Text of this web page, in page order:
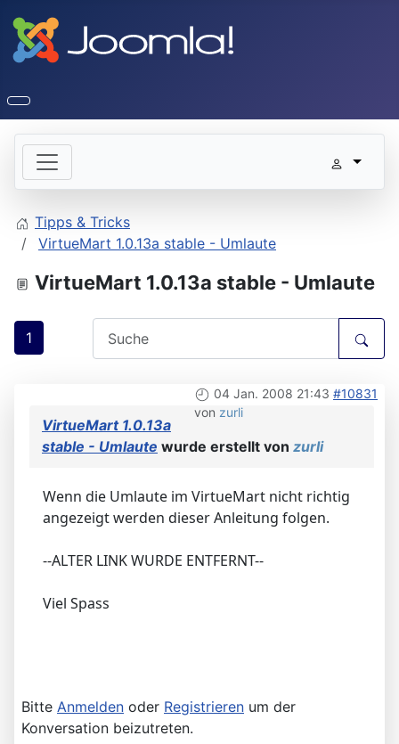
Tipps & Tricks
VirtueMart 1.0.13a stable - Umlaute
VirtueMart 1.0.13a stable - Umlaute
1
04 Jan. 2008 21:43 #10831
von zurli
VirtueMart 1.0.13a
stable - Umlaute wurde erstellt von zurli
Wenn die Umlaute im VirtueMart nicht richtig
angezeigt werden dieser Anleitung folgen.
--ALTER LINK WURDE ENTFERNT--
Viel Spass
Bitte Anmelden oder Registrieren um der
Konversation beizutreten.